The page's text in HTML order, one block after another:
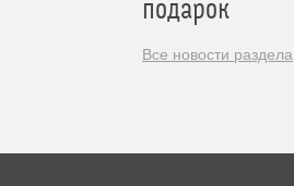
подарок
Все новости раздела